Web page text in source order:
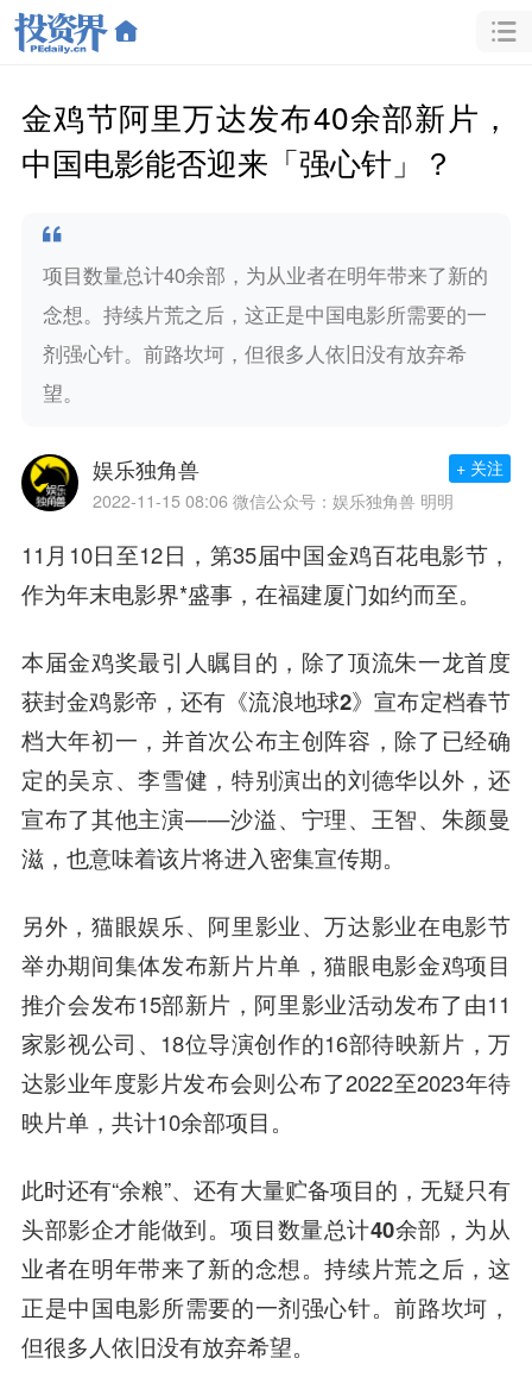
金鸡节阿里万达发布40余部新片，
中国电影能否迎来「强心针」？
项目数量总计40余部，为从业者在明年带来了新的
念想。持续片荒之后，这正是中国电影所需要的一
剂强心针。前路坎坷，但很多人依旧没有放弃希
望。
娱乐独角兽
2022-11-15 08:06 微信公众号：娱乐独角兽 明明
+ 关注
11月10日至12日，第35届中国金鸡百花电影节，
作为年末电影界*盛事，在福建厦门如约而至。
本届金鸡奖最引人瞩目的， 除了顶流朱一龙首度
获封金鸡影帝，还有《流浪地球2》宣布定档春节
档大年初一 ，并首次公布主创阵容，除了已经确
定的吴京、李雪健，特别演出的刘德华以外，还
宣布了其他主演——沙溢、宁理、王智、朱颜曼
滋，也意味着该片将进入密集宣传期。
另外， 猫眼娱乐、阿里影业、万达影业在电影节
举办期间集体发布新片片单 ，猫眼电影金鸡项目
推介会发布15部新片，阿里影业活动发布了由11
家影视公司、18位导演创作的16部待映新片，万
达影业年度影片发布会则公布了2022至2023年待
映片单，共计10余部项目。
此时还有“余粮”、还有大量贮备项目的，无疑只有
头部影企才能做到。项目数量总计40余部，为从
业者在明年带来了新的念想。持续片荒之后，这
正是中国电影所需要的一剂强心针。前路坎坷，
但很多人依旧没有放弃希望。